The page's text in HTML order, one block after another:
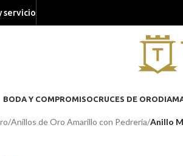
servicio
BODA Y COMPROMISOCRUCES DE ORO
/Anillos de Oro Amarillo con Pedrería/Anillo